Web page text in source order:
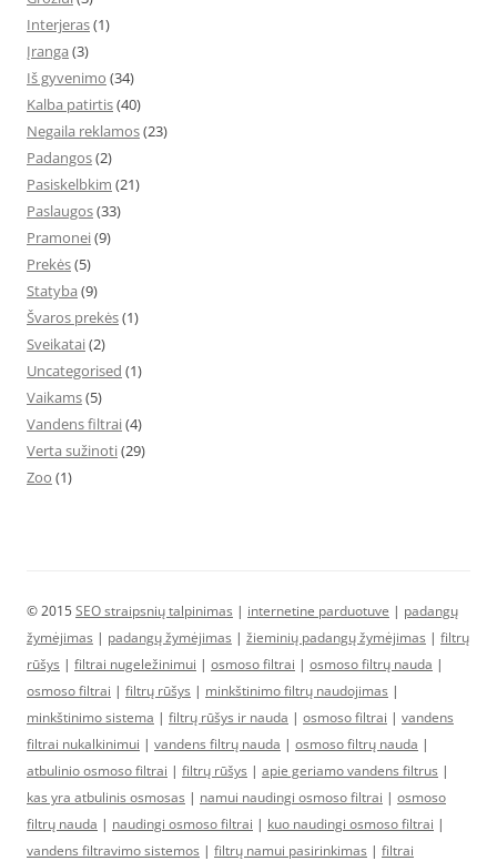
Interjeras(1)
Įranga (3)
Iš gyvenimo (34)
Kalba patirtis(40)
Negaila reklamos(23)
Padangos(2)
Pasiskelbkim (21)
Paslaugos(33)
Pramonei(9)
Prekės(5)
Statyba (9)
Švaros prekės(1)
Sveikatai(2)
Uncategorised (1)
Vaikams(5)
Vandens filtrai(4)
Verta sužinoti(29)
Zoo (1)
© 2015SEO straipsnių talpinimas | internetine parduotuve | padangų
žymėjimas | padangų žymėjimas | žieminių padangų žymėjimas | filtrų
rūšys | filtrai nugeležinimui | osmoso filtrai | osmoso filtrų nauda |
osmoso filtrai | filtrų rūšys | minkštinimo filtrų naudojimas |
minkštinimo sistema | filtrų rūšys ir nauda | osmoso filtrai | vandens
filtrai nukalkinimui | vandens filtrų nauda | osmoso filtrų nauda |
atbulinio osmoso filtrai | filtrų rūšys | apie geriamo vandens filtrus |
kas yra atbulinis osmosas | namui naudingi osmoso filtrai | osmoso
filtrų nauda | naudingi osmoso filtrai | kuo naudingi osmoso filtrai |
vandens filtravimo sistemos | filtrų namui pasirinkimas | filtrai